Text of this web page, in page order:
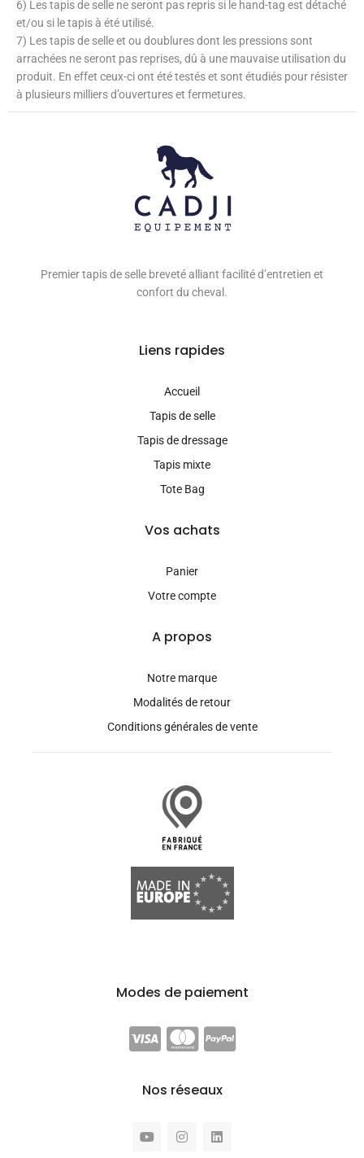
6) Les tapis de selle ne seront pas repris si le hand-tag est détaché
et/ou si le tapis à été utilisé.
7) Les tapis de selle et ou doublures dont les pressions sont
arrachées ne seront pas reprises, dû à une mauvaise utilisation du
produit. En effet ceux-ciont été testés et sont étudiés pour résister
à plusieurs milliers d’ouvertures et fermetures.
Premier tapis de selle breveté alliant facilité d’entretien et
confort du cheval.
Liens rapides
Accueil
Tapis de selle
Tapis de dressage
Tapis mixte
Tote Bag
Vos achats
Panier
Votre compte
A propos
Notre marque
Modalités de retour
Conditions générales de vente
Modes de paiement
Nos réseaux